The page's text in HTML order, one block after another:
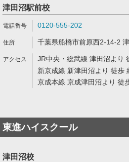
津田沼駅前校
0120-555-202
千葉県船橋市前原西2-14-2
JR中央・総武線 津田沼より
新京成線 新津田沼より 徒歩
京成本線 京成津田沼より 徒
東進ハイスクール
津田沼校